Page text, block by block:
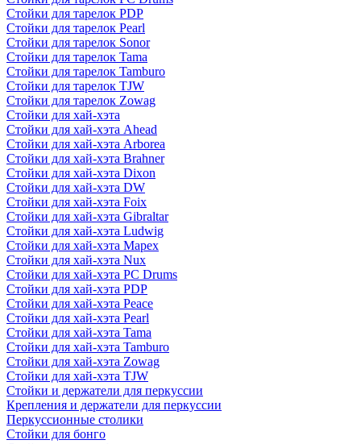
Стойки для тарелок PDP
Стойки для тарелок Pearl
Стойки для тарелок Sonor
Стойки для тарелок Tama
Стойки для тарелок Tamburo
Стойки для тарелок TJW
Стойки для тарелок Zowag
Стойки для хай-хэта
Стойки для хай-хэта Ahead
Стойки для хай-хэта Arborea
Стойки для хай-хэта Brahner
Стойки для хай-хэта Dixon
Стойки для хай-хэта DW
Стойки для хай-хэта Foix
Стойки для хай-хэта Gibraltar
Стойки для хай-хэта Ludwig
Стойки для хай-хэта Mapex
Стойки для хай-хэта Nux
Стойки для хай-хэта PC Drums
Стойки для хай-хэта PDP
Стойки для хай-хэта Peace
Стойки для хай-хэта Pearl
Стойки для хай-хэта Tama
Стойки для хай-хэта Tamburo
Стойки для хай-хэта Zowag
Стойки для хай-хэта TJW
Стойки и держатели для перкуссии
Крепления и держатели для перкуссии
Перкуссионные столики
Стойки для бонго